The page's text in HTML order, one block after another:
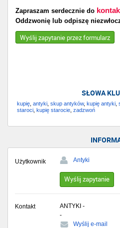
Zapraszam serdecznie do
Oddzwonię lub odpiszę
Wyślij zapytanie przez formularz
SŁOWA
kupię antyki skup antyków, kupię antyki
staroci kupię starocie zadzwoń
Użytkownik Antyki
Wyślij zapytanie
Kontakt
ANTYKI -
-
Wyślij e-mail